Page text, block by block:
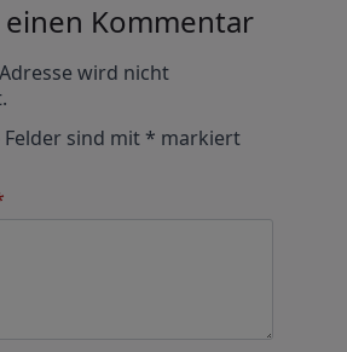
einen Kommentar
wird nicht
sind mit* markiert